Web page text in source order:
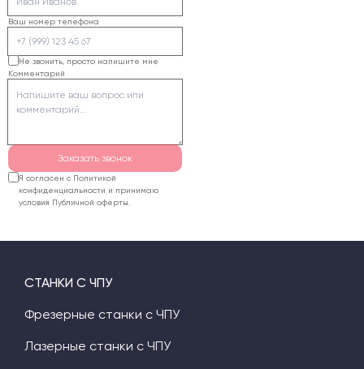
Ваш номер телефона
Не звонить, просто напишите мне
Комментарий
Заказать звонок
Я согласен с Политикой
конфиденциальности и принимаю
условия Публичной оферты.
СТАНКИ С ЧПУ
Фрезерные станки с ЧПУ
Лазерные станки с ЧПУ